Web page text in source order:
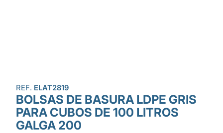
REF. ELAT2819
BOLSAS DE BASURA LDPE GRIS
PARA CUBOS DE 100 LITROS
GALGA 200